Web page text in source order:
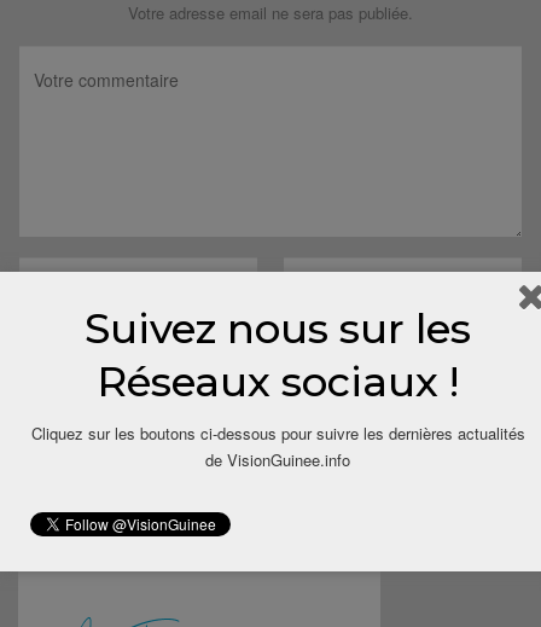
Votre adresse email ne sera pas publiée.
Save my name, email, and website in this browser for the next
time I comment.
Suivez nous sur les
Réseaux sociaux !
Cliquez sur les boutons ci-dessous pour suivre les dernières actualités
de VisionGuinee.info